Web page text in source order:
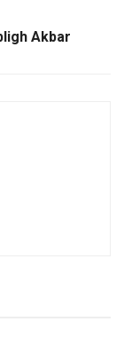
Akbar